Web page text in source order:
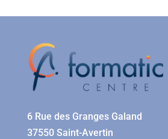
6 Rue des Granges Galand
37550 Saint-Avertin